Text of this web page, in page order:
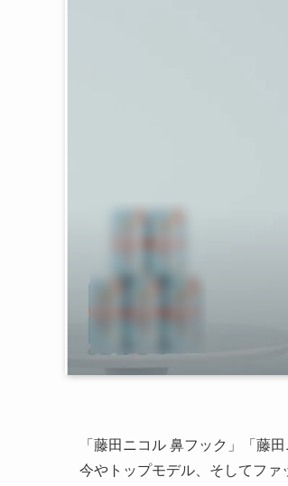
「藤田ニコル 鼻フック」「藤田
今やトップモデル、そしてフ